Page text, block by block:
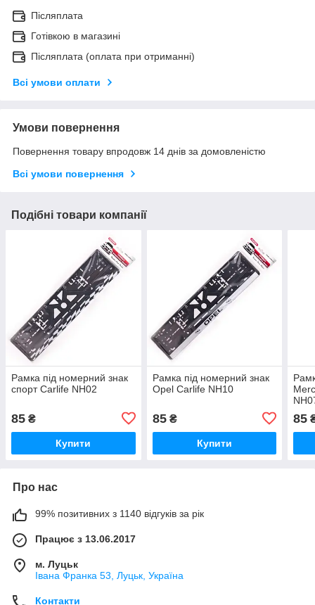
Післяплата
Готівкою в магазині
Післяплата (оплата при отриманні)
Всі умови оплати
Умови повернення
Повернення товару впродовж 14 днів за домовленістю
Всі умови повернення
Подібні товари компанії
Рамка під номерний знак
спорт Carlife NH02
85 ₴
Купити
Рамка під номерний знак
Opel Carlife NH10
85₴
Купити
85
Про нас
99% позитивних з 1140 відгуків за рік
Працює з 13.06.2017
м. Луцьк
Івана Франка 53, Луцьк, Україна
Контакти